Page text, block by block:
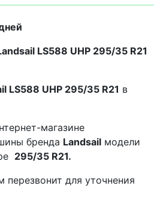
LS588 UHP 295/35 R21
LS588 UHP 295/35 R21 в
магазине
бренда Landsail модели
295/35 R21.
для уточнения